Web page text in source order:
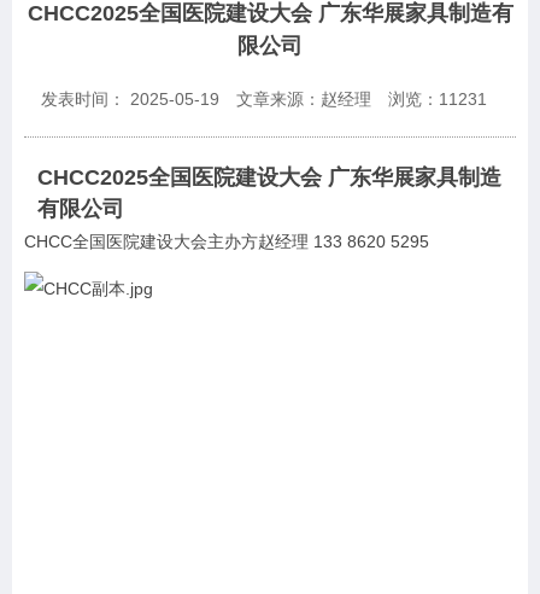
CHCC2025全国医院建设大会 广东华展家具制造有
限公司
发表时间： 2025-05-19 文章来源：赵经理 浏览： 11231
CHCC2025全国医院建设大会 广东华展家具制造
有限公司
CHCC全国医院建设大会主办方赵经理 133 8620 5295